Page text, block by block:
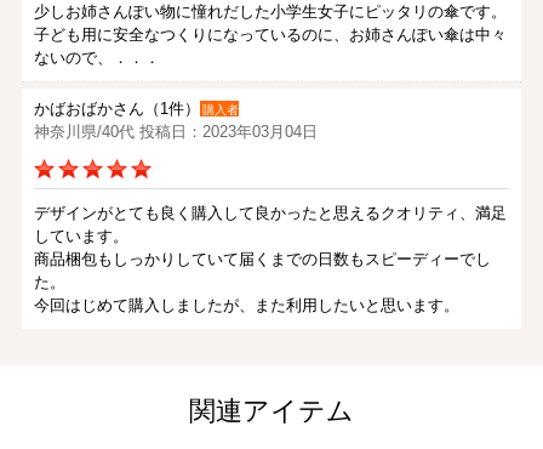
少しお姉さんぽい物に憧れだした小学生女子にピッタリの傘です。
子ども用に安全なつくりになっているのに、お姉さんぽい傘は中々
ないので、．．．
かばおばかさん（1件） 購入者
神奈川県/40代 投稿日：2023年03月04日
デザインがとても良く購入して良かったと思えるクオリティ、満足
しています。
商品梱包もしっかりしていて届くまでの日数もスピーディーでし
た。
今回はじめて購入しましたが、また利用したいと思います。
関連アイテム